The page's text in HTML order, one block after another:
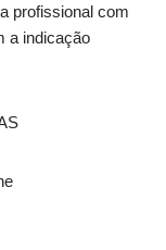
profissional com
a indicação